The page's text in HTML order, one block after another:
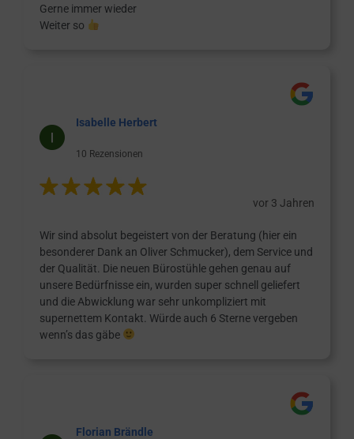
Gerne immer wieder
Weiter so
Isabelle Herbert
10 Rezensionen
vor 3 Jahren
Wir sind absolut begeistert von der Beratung (hier ein
besonderer Dank an Oliver Schmucker), dem Service und
der Qualität. Die neuen Bürostühle gehen genau auf
unsere Bedürfnisse ein, wurden super schnell geliefert
und die Abwicklung war sehr unkompliziert mit
supernettem Kontakt. Würde auch 6 Sterne vergeben
wenn’s das gäbe
Florian Brändle